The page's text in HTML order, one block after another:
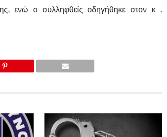
ενώ ο συλληφθείς οδηγήθηκε στον κ .